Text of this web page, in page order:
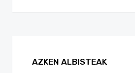
AZKEN ALBISTEAK